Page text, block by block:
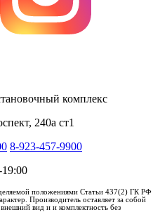
комплекс
240а ст1
8-923-457-9900
положениями Статьи 437(2) ГК РФ
Производитель оставляет за собой
вид и и комплектность без